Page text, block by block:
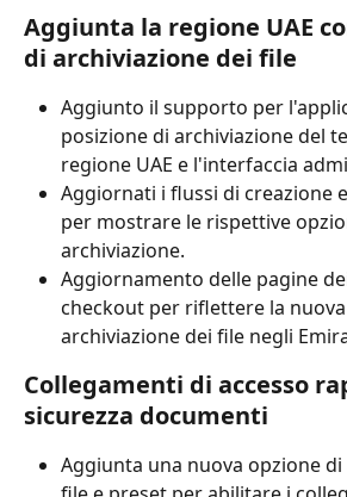
Aggiunta la regione UAE
di archiviazione dei file
Aggiunto il supporto per
posizione di archiviazione del
regione UAE e l'interfaccia
Aggiornati i flussi di creazione
per mostrare le rispettive
archiviazione.
Aggiornamento delle pagine
checkout per riflettere la
archiviazione dei file negli
Collegamenti di accesso
sicurezza documenti
Aggiunta una nuova opzione di